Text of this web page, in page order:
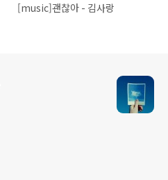
[music]괜찮아 - 김사랑